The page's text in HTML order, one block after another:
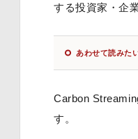
する投資家・企
あわせて読みた
Carbon
す。